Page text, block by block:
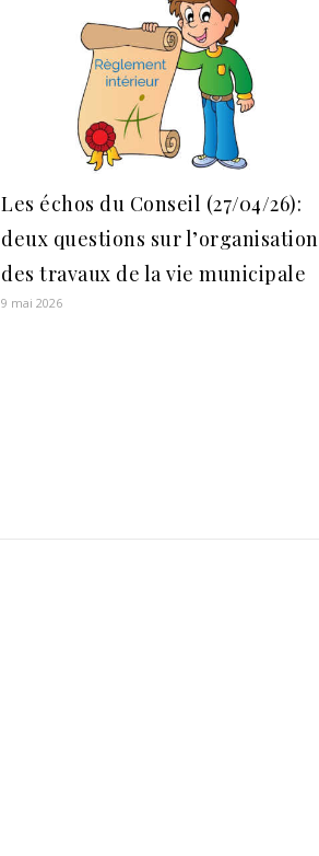
Les échos du Conseil (27/04/26):
deux questions sur l’organisation
des travaux de la vie municipale
9 mai 2026